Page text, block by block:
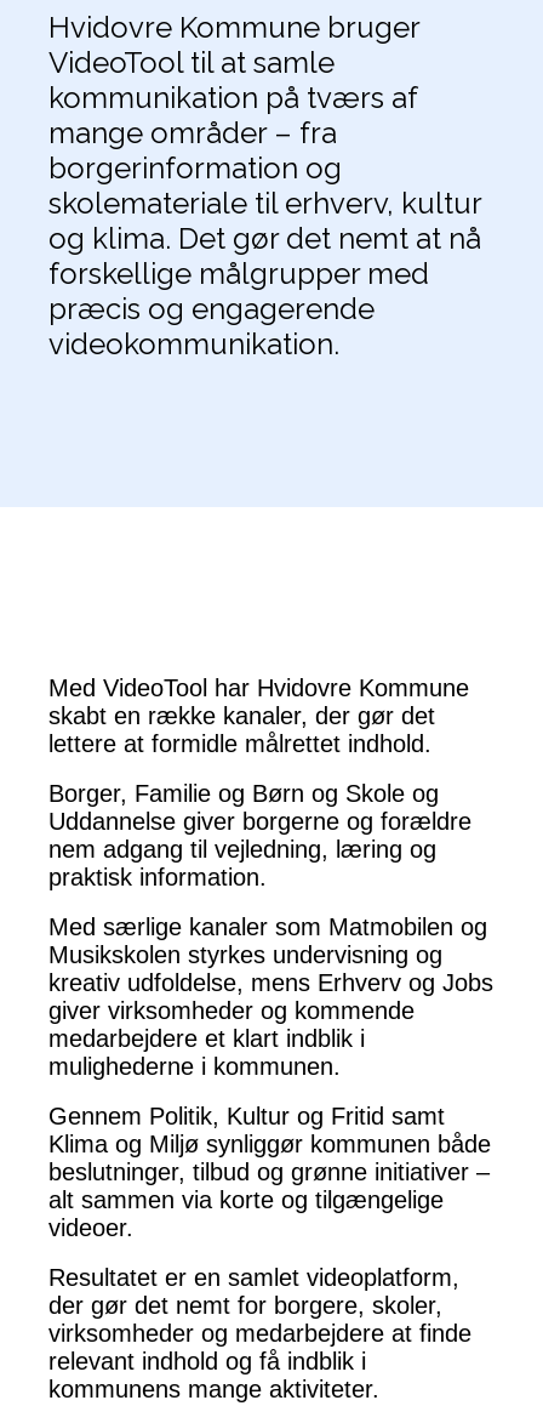
Hvidovre Kommune bruger
VideoTool til at samle
kommunikation på tværs af
mange områder – fra
borgerinformation og
skolemateriale til erhverv, kultur
og klima. Det gør det nemt at nå
forskellige målgrupper med
præcis og engagerende
videokommunikation.
Med VideoTool har Hvidovre Kommune
skabt en række kanaler, der gør det
lettere at formidle målrettet indhold.
Borger, Familie og Børn og Skole og
Uddannelse giver borgerne og forældre
nem adgang til vejledning, læring og
praktisk information.
Med særlige kanaler som Matmobilen og
Musikskolen styrkes undervisning og
kreativ udfoldelse, mens Erhverv og Jobs
giver virksomheder og kommende
medarbejdere et klart indblik i
mulighederne i kommunen.
Gennem Politik, Kultur og Fritid samt
Klima og Miljø synliggør kommunen både
beslutninger, tilbud og grønne initiativer –
alt sammen via korte og tilgængelige
videoer.
Resultatet er en samlet videoplatform,
der gør det nemt for borgere, skoler,
virksomheder og medarbejdere at finde
relevant indhold og få indblik i
kommunens mange aktiviteter.